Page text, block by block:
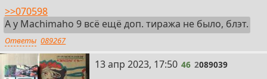
>>070598
А у Machimaho 9 всё ещё доп. тиража не было, блэт.
Ответы 089267
46
13 апр 2023, 17:50 46 2089039